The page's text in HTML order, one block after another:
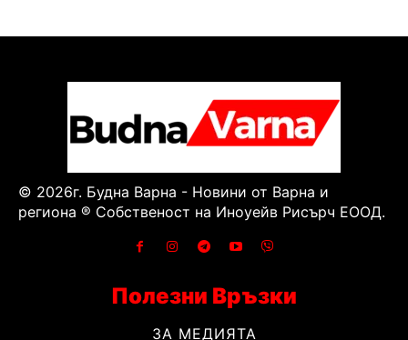
© 2026г. Будна Варна - Новини от Варна и
региона ® Собственост на Иноуейв Рисърч ЕООД.
Полезни Връзки
ЗА МЕДИЯТА